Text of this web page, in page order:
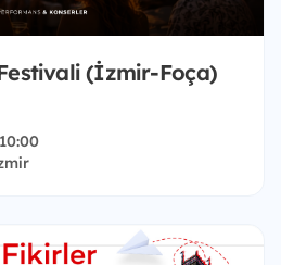
(İzmir-Foça)